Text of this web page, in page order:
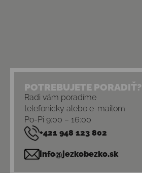
POTREBUJETE PORADIŤ?
Radi vám poradíme
telefonicky alebo e-mailom
Po-Pi 9:00 – 16:00
+421 948 123 802
info@jezkobezko.sk